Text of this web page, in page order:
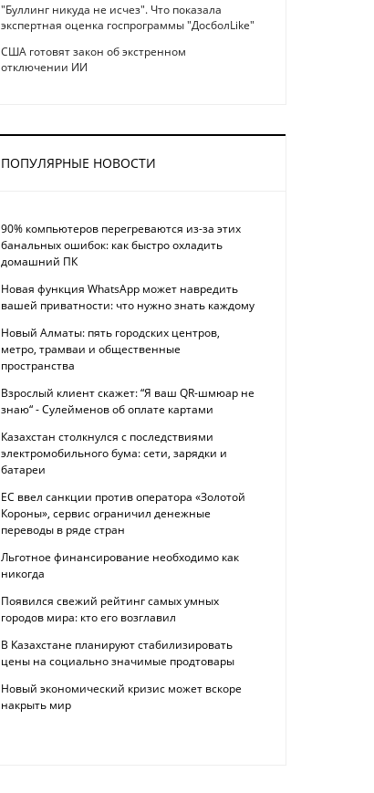
"Буллинг никуда не исчез". Что показала
экспертная оценка госпрограммы "ДосболLike"
США готовят закон об экстренном
отключении ИИ
ПОПУЛЯРНЫЕ НОВОСТИ
90% компьютеров перегреваются из-за этих
банальных ошибок: как быстро охладить
домашний ПК
Новая функция WhatsApp может навредить
вашей приватности: что нужно знать каждому
Новый Алматы: пять городских центров,
метро, трамваи и общественные
пространства
Взрослый клиент скажет: “Я ваш QR-шмюар не
знаю“ - Сулейменов об оплате картами
Казахстан столкнулся с последствиями
электромобильного бума: сети, зарядки и
батареи
ЕС ввел санкции против оператора «Золотой
Короны», сервис ограничил денежные
переводы в ряде стран
Льготное финансирование необходимо как
никогда
Появился свежий рейтинг самых умных
городов мира: кто его возглавил
В Казахстане планируют стабилизировать
цены на социально значимые продтовары
Новый экономический кризис может вскоре
накрыть мир